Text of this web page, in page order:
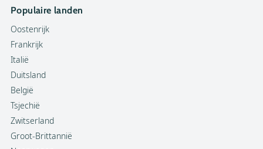
Populaire landen
Oostenrijk
Frankrijk
Italië
Duitsland
België
Tsjechië
Zwitserland
Groot-Brittannië